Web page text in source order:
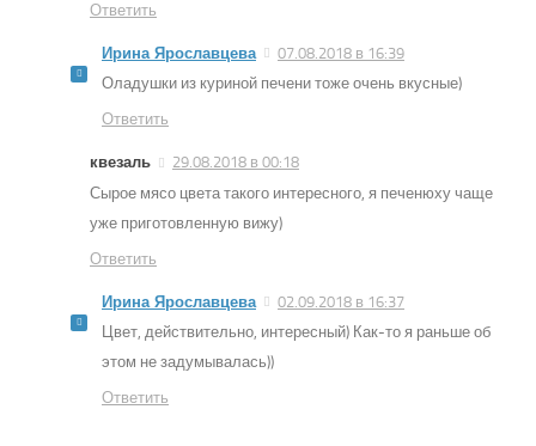
Ответить
Ирина Ярославцева
07.08.2018 в 16:39
Оладушки из куриной печени тоже очень вкусные)
Ответить
квезаль
29.08.2018 в 00:18
Сырое мясо цвета такого интересного, я печенюху чаще
уже приготовленную вижу)
Ответить
Ирина Ярославцева
02.09.2018 в 16:37
Цвет, действительно, интересный) Как-то я раньше об
этом не задумывалась))
Ответить